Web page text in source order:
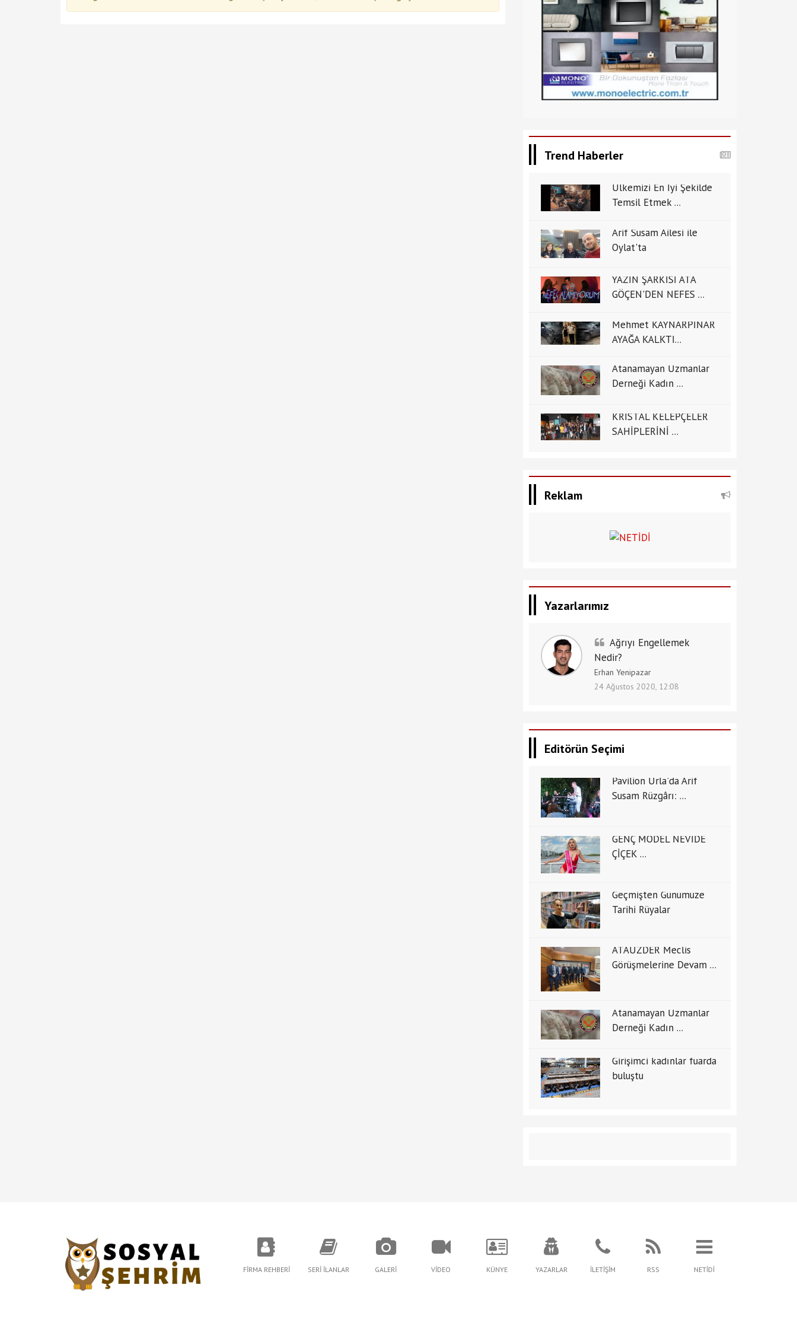
Trend Haberler
Ülkemizi En İyi Şekilde
Temsil Etmek ...
Arif Susam Ailesi ile
Oylat'ta
YAZIN ŞARKISI ATA
GÖÇEN'DEN NEFES ...
Mehmet KAYNARPINAR
AYAĞA KALKTI...
Atanamayan Uzmanlar
Derneği Kadın ...
KRİSTAL KELEPÇELER
SAHİPLERİNİ ...
Reklam
Yazarlarımız
Ağrıyı Engellemek
Nedir?
Erhan Yenipazar
24 Ağustos 2020, 12:08
Editörün Seçimi
Pavilion Urla'da Arif
Susam Rüzgârı: ...
GENÇ MODEL NEVİDE
ÇİÇEK ...
Geçmişten Günümüze
Tarihi Rüyalar
ATAUZDER Meclis
Görüşmelerine Devam ...
Atanamayan Uzmanlar
Derneği Kadın ...
Girişimci kadınlar fuarda
buluştu
FİRMA REHBERİ SERİ İLANLAR GALERİ VİDEO KÜNYE YAZARLAR İLETİŞİM RSS NETİDİ